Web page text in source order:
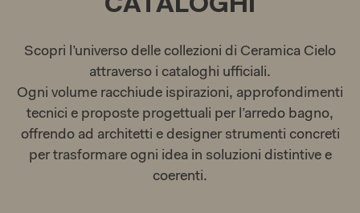
CATALOGHI
Scopri l’universo delle collezioni di Ceramica Cielo
attraverso i cataloghi ufficiali.
Ogni volume racchiude ispirazioni, approfondimenti
tecnici e proposte progettuali per l’arredo bagno,
offrendo ad architetti e designer strumenti concreti
per trasformare ogni idea in soluzioni distintive e
coerenti.